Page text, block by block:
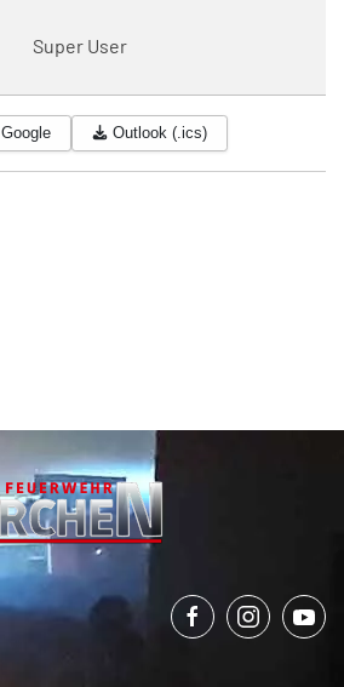
Super User
Google Outlook (.ics)